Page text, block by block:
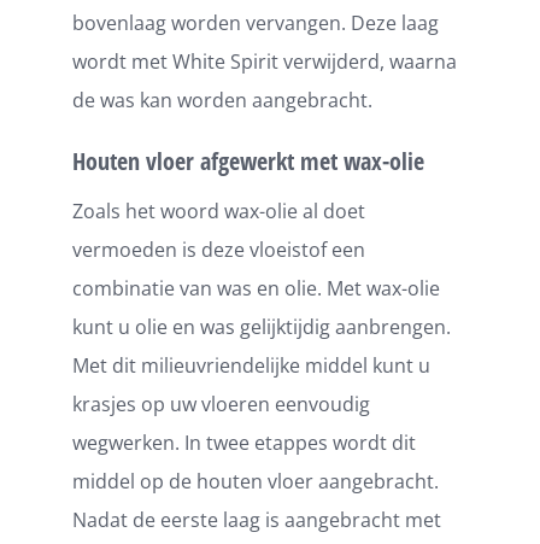
bovenlaag worden vervangen. Deze laag
wordt met White Spirit verwijderd, waarna
de was kan worden aangebracht.
Houten vloer afgewerkt met wax-olie
Zoals het woord wax-olie al doet
vermoeden is deze vloeistof een
combinatie van was en olie. Met wax-olie
kunt u olie en was gelijktijdig aanbrengen.
Met dit milieuvriendelijke middel kunt u
krasjes op uw vloeren eenvoudig
wegwerken. In twee etappes wordt dit
middel op de houten vloer aangebracht.
Nadat de eerste laag is aangebracht met